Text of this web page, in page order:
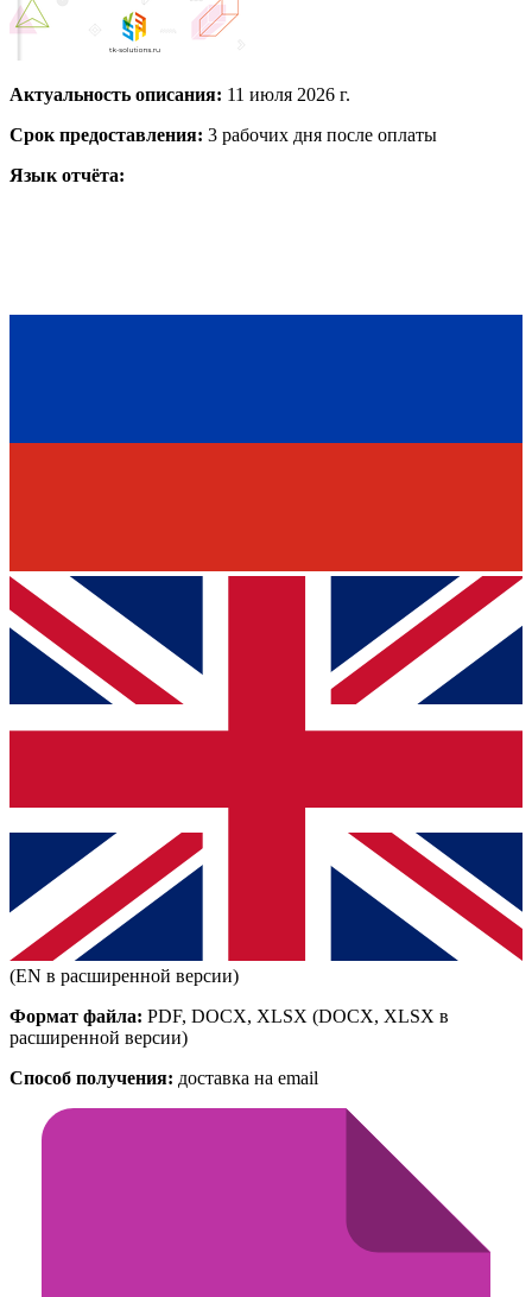
Актуальность описания: 11 июля 2026 г.
Срок предоставления: 3 рабочих дня после оплаты
Язык отчёта:
(EN в расширенной версии)
Формат файла: PDF, DOCX, XLSX (DOCX, XLSX в
расширенной версии)
Способ получения: доставка на email